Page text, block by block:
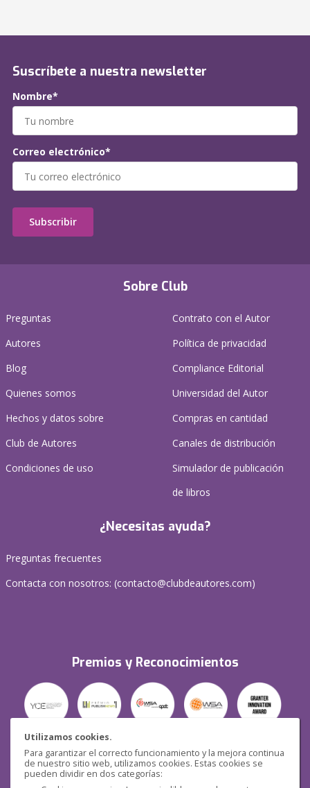
Utilizamos cookies.
Para garantizar el correcto funcionamiento y la mejora continua
de nuestro sitio web, utilizamos cookies. Estas cookies se
pueden dividir en dos categorías:
Sobre Club
Preguntas
Autores
Blog
Quienes somos
Hechos y datos sobre
Club de Autores
Condiciones de uso
Contrato con el Autor
Política de privacidad
Compliance Editorial
Universidad del Autor
Compras en cantidad
Canales de distribución
Simulador de publicación
de libros
¿Necesitas ayuda?
Preguntas frecuentes
Contacta con nosotros: (contacto@clubdeautores.com)
Premios y Reconocimientos
Seguridad
Suscríbete a nuestra newsletter
Nombre*
Correo electrónico*
Subscribir